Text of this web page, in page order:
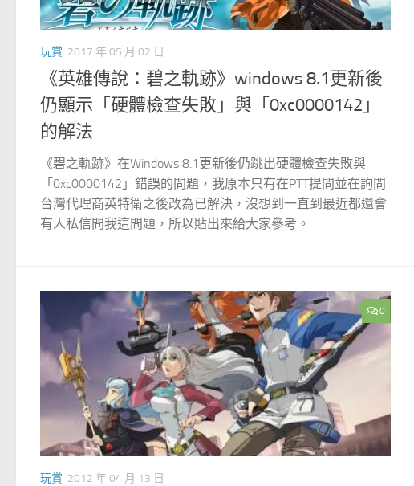
玩賞 2017 年 05 月 02 日
《英雄傳說：碧之軌跡》windows 8.1更新後
仍顯示「硬體檢查失敗」與「0xc0000142」
的解法
《碧之軌跡》在Windows 8.1更新後仍跳出硬體檢查失敗與
「0xc0000142」錯誤的問題，我原本只有在PTT提問並在詢問
台灣代理商英特衛之後改為已解決，沒想到一直到最近都還會
有人私信問我這問題，所以貼出來給大家參考。
0
玩賞 2012 年 04 月 13 日